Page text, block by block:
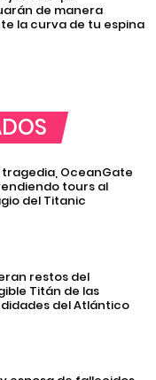
de manera
la curva de tu espina
tragedia, OceanGate
tours al
del Titanic
restos del
Titán de las
del Atlántico